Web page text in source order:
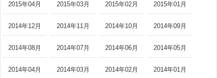
2015年04月 2015年03月 2015年02月 2015年01月
2014年12月 2014年11月 2014年10月 2014年09月
2014年08月 2014年07月 2014年06月 2014年05月
2014年04月 2014年03月 2014年02月 2014年01月